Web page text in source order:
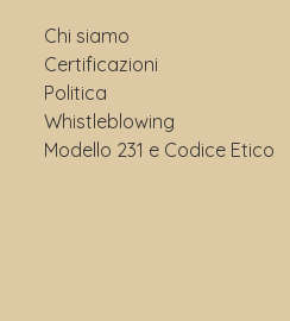
Chi siamo
Certificazioni
Politica
Whistleblowing
Modello 231 e Codice Etico